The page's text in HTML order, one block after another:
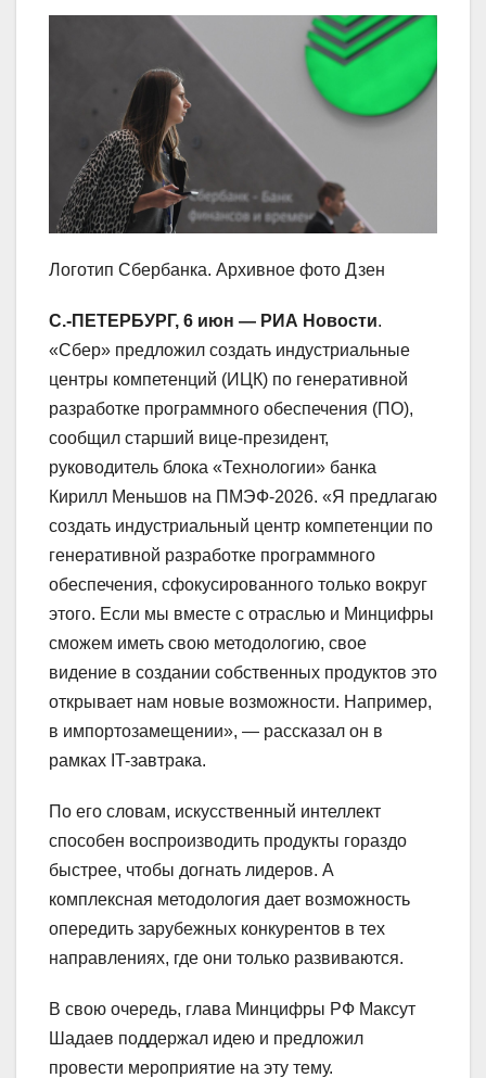
Логотип Сбербанка. Архивное фото Дзен
С.-ПЕТЕРБУРГ, 6 июн — РИА Новости.
«Сбер» предложил создать индустриальные
центры компетенций (ИЦК) по генеративной
разработке программного обеспечения (ПО),
сообщил старший вице-президент,
руководитель блока «Технологии» банка
Кирилл Меньшов на ПМЭФ-2026. «Я предлагаю
создать индустриальный центр компетенции по
генеративной разработке программного
обеспечения, сфокусированного только вокруг
этого. Если мы вместе с отраслью и Минцифры
сможем иметь свою методологию, свое
видение в создании собственных продуктов это
открывает нам новые возможности. Например,
в импортозамещении», — рассказал он в
рамках IT-завтрака.
По его словам, искусственный интеллект
способен воспроизводить продукты гораздо
быстрее, чтобы догнать лидеров. А
комплексная методология дает возможность
опередить зарубежных конкурентов в тех
направлениях, где они только развиваются.
В свою очередь, глава Минцифры РФ Максут
Шадаев поддержал идею и предложил
провести мероприятие на эту тему.